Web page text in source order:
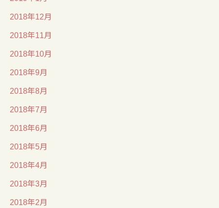
2018年12月
2018年11月
2018年10月
2018年9月
2018年8月
2018年7月
2018年6月
2018年5月
2018年4月
2018年3月
2018年2月